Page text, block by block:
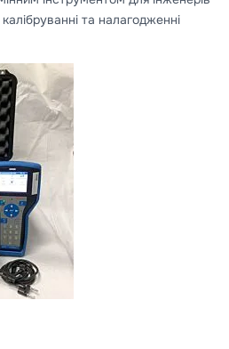
та налагодженні